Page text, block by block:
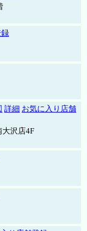
詳細 お気に入り店舗
沢店4F